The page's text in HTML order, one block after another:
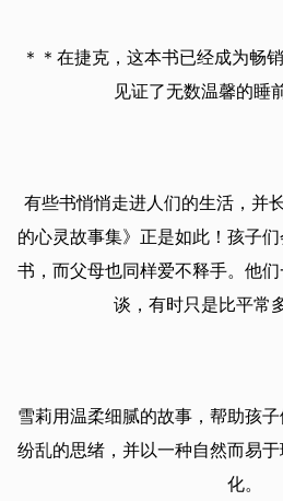
＊＊在捷克，这本书已经成为畅
见证了无数温馨的睡
有些书悄悄走进人们的生活，并
的心灵故事集》正是如此！孩子
书，而父母也同样爱不释手。他
谈，有时只是比平常
雪莉用温柔细腻的故事，帮助孩
纷乱的思绪，并以一种自然而易
化。